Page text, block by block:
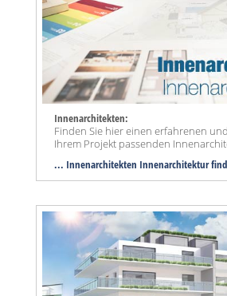
Innenarchitekten:
Finden Sie hier einen erfahrenen
Ihrem Projekt passenden
... Innenarchitekten Innenarchitektur